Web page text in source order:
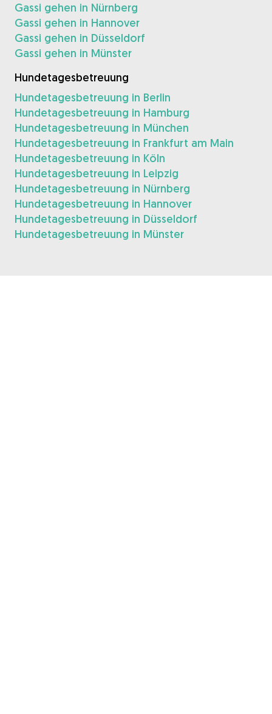
Gassi gehen in Nürnberg
Gassi gehen in Hannover
Gassi gehen in Düsseldorf
Gassi gehen in Münster
Hundetagesbetreuung
Hundetagesbetreuung in Berlin
Hundetagesbetreuung in Hamburg
Hundetagesbetreuung in München
Hundetagesbetreuung in Frankfurt am Main
Hundetagesbetreuung in Köln
Hundetagesbetreuung in Leipzig
Hundetagesbetreuung in Nürnberg
Hundetagesbetreuung in Hannover
Hundetagesbetreuung in Düsseldorf
Hundetagesbetreuung in Münster